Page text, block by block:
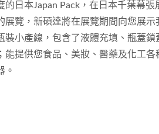
的日本Japan Pack，在日本千葉幕張
展覽，新碩達將在展覽期間向您展示
裝小產線，包含了液體充填、瓶蓋鎖
能提供您食品、美妝、醫藥及化工各
。